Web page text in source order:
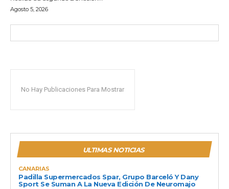
Agosto 5, 2026
No Hay Publicaciones Para Mostrar
ULTIMAS NOTICIAS
CANARIAS
Padilla Supermercados Spar, Grupo Barceló Y Dany
Sport Se Suman A La Nueva Edición De Neuromajo